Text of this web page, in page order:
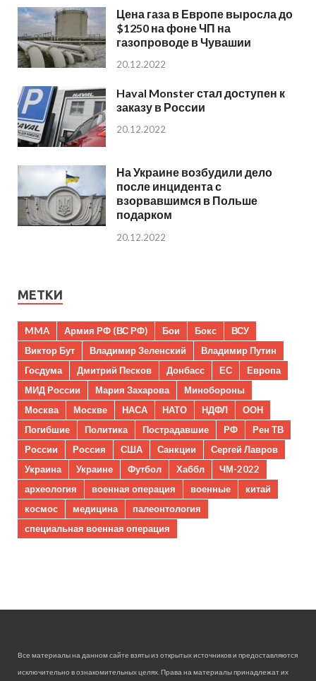
Цена газа в Европе выросла до
$1250 на фоне ЧП на
газопроводе в Чувашии
20.12.2022
Haval Monster стал доступен к
заказу в России
20.12.2022
На Украине возбудили дело
после инцидента с
взорвавшимся в Польше
подарком
20.12.2022
МЕТКИ
MMA Армия РФ (ВС РФ) Бои Бокс
ВСУ
Виктор Бут
Владимир Зеленский
Владимир Путин
Госдума
Дмитрий Песков Донбасс ЕС
Европа
МИД России
Мария Захарова
Минобороны
Москва
Москве НАСА НАТО НДФЛ
ООН
Погибшие
Политика Пострадавшие РФ
Рен ТВ
России
Россия США Санкции
Сергей Лавров
Украина
Украине Футбол Хаббл
ЧМ-2022
археология
военная операция военные
китай
космос
медицина
палеонтология
специальная военная операция
Все материалы на данном сайте взяты из открытых источников и предоставляются
исключительно в ознакомительных целях. Права на материалы принадлежат их